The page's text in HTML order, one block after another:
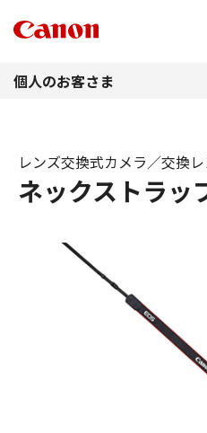
個人のお客さま
ネックストラッ
レンズ交換式カメラ／交換